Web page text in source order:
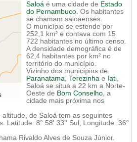
Saloá é uma cidade de Estado
do Pernambuco. Os habitantes
se chamam saloaenses.
O município se estende por
252,1 km² e contava com 15
722 habitantes no último censo.
A densidade demográfica é de
62,4 habitantes por km² no
território do município.
Vizinho dos municípios de
Paranatama, Terezinha e Iati,
Saloá se situa a 22 km a Norte-
Oeste de Bom Conselho, a
cidade mais próxima nos
de Saloá tem as seguintes
Latitude: 8° 58' 33'' Sul, Longitude: 36°
Rivaldo Alves de Souza Júnior.